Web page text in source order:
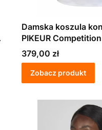
Damska koszula
PIKEUR
26
Cena
379,00 zł
Zobacz produkt